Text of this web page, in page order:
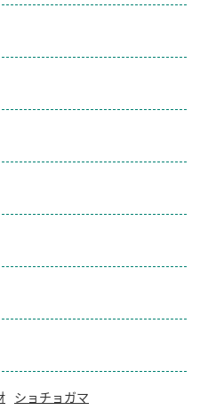
ショチョガマ